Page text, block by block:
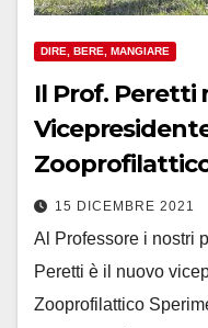
DIRE, BERE, MANGIARE
Il Prof. Peretti
15 DICEMBRE 2021
Al Professore i nostri
Peretti è il nuovo
Zooprofilattico